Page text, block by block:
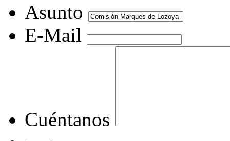
Asunto
E-Mail
Cuéntanos